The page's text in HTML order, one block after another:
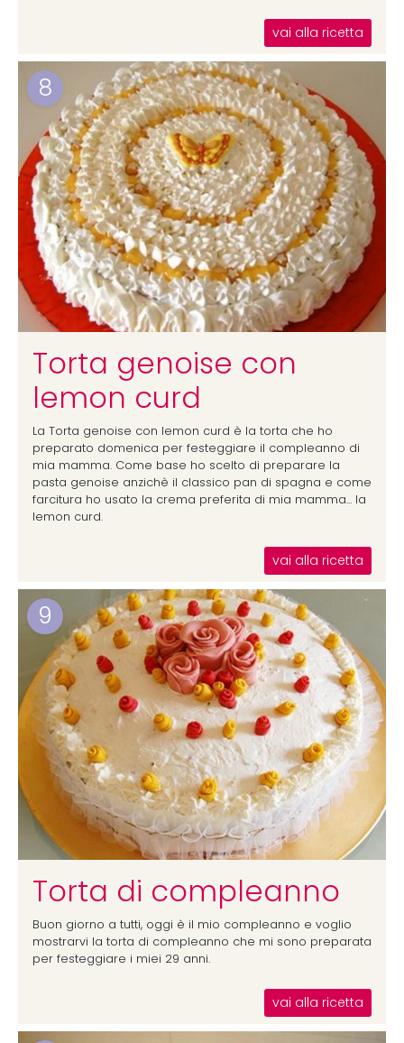
vai alla ricetta
8
Torta genoise con
lemon curd
La Torta genoise con lemon curd è la torta che ho
preparato domenica per festeggiare il compleanno di
mia mamma. Come base ho scelto di preparare la
pasta genoise anzichè il classico pan di spagna e come
farcitura ho usato la crema preferita di mia mamma... la
lemon curd.
vai alla ricetta
9
Torta di compleanno
Buon giorno a tutti, oggi è il mio compleanno e voglio
mostrarvi la torta di compleanno che mi sono preparata
per festeggiare i miei 29 anni.
vai alla ricetta